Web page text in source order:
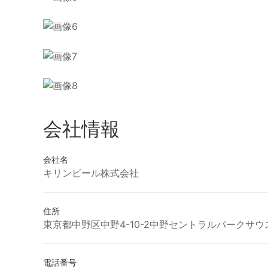
会社情報
会社名
キリンビール株式会社
住所
東京都中野区中野4-10-2中野セントラルパークサウ
電話番号